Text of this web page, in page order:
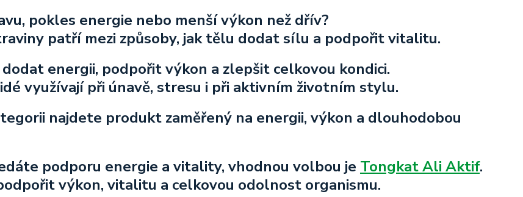
pokles energie nebo menší výkon než dřív?
patří mezi způsoby, jak tělu dodat sílu a podpořit vitalitu.
dodat energii, podpořit výkon a zlepšit celkovou kondici.
využívají při únavě, stresu i při aktivním životním stylu.
najdete produkt zaměřený na energii, výkon a dlouhodobou
podporu energie a vitality, vhodnou volbou je Tongkat Ali Aktif.
výkon, vitalitu a celkovou odolnost organismu.